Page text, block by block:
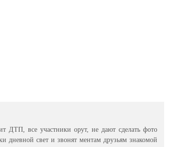
ДТП, все участники орут, не дают сделать фото
дневной свет и звонят ментам друзьям знакомой